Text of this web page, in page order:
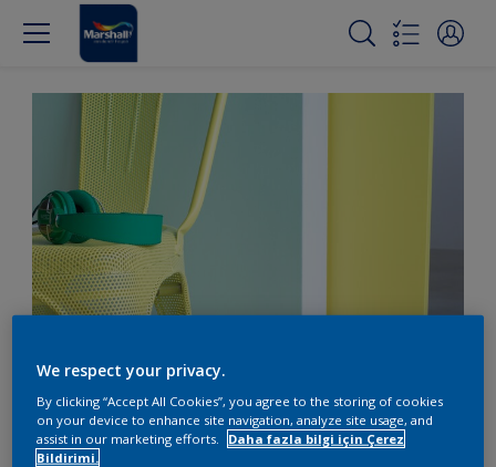
Evinizi bahar renkleriyle
aydınlatın
We respect your privacy.
By clicking “Accept All Cookies”, you agree to the storing of cookies
on your device to enhance site navigation, analyze site usage, and
assist in our marketing efforts.
Daha fazla bilgi için Çerez
Bildirimi.